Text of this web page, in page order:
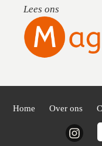
Lees ons
Home Over ons